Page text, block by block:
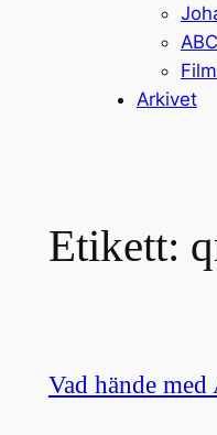
Arkivet
Etikett:
Vad hände